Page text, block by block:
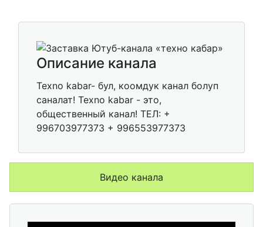
Описание канала
Texno kabar- бул, коомдук канал болуп
саналат! Texno kabar - это,
общественный канал! ТЕЛ: +
996703977373 + 996553977373
Видео канала